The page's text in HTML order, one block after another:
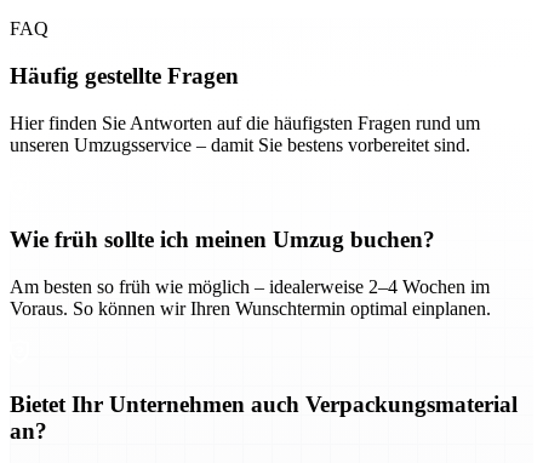
FAQ
Häufig gestellte Fragen
Hier finden Sie Antworten auf die häufigsten Fragen rund um
unseren Umzugsservice – damit Sie bestens vorbereitet sind.
Wie früh sollte ich meinen Umzug buchen?
Am besten so früh wie möglich – idealerweise 2–4 Wochen im
Voraus. So können wir Ihren Wunschtermin optimal einplanen.
Bietet Ihr Unternehmen auch Verpackungsmaterial
an?